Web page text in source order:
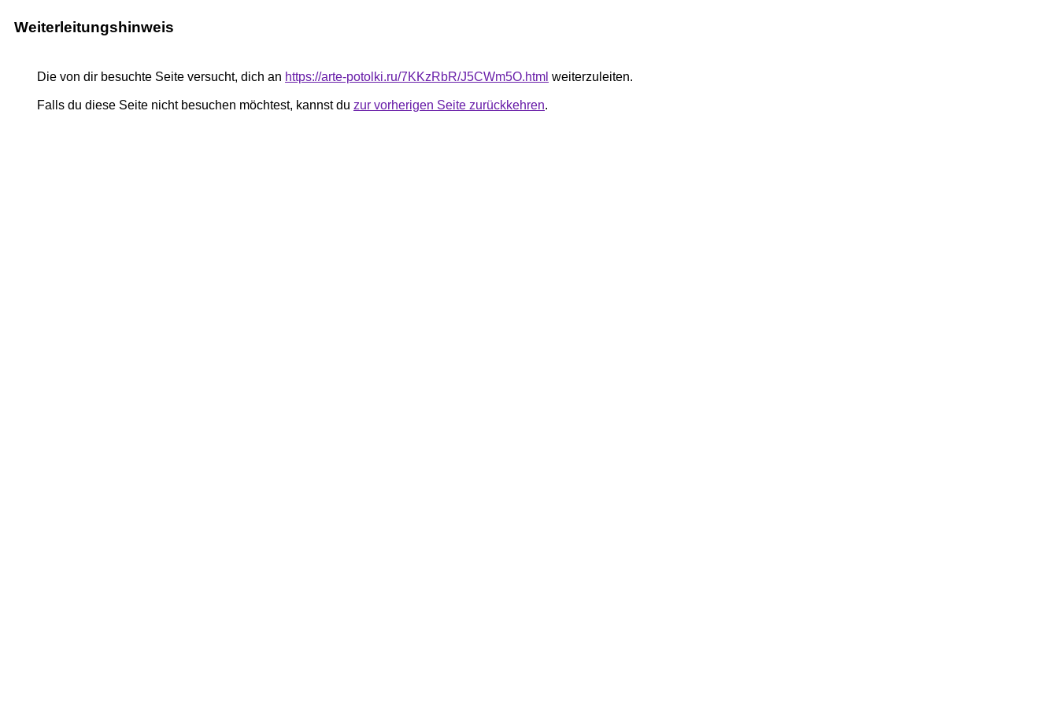
Weiterleitungshinweis
Die von dir besuchte Seite versucht, dich an https://arte-potolki.ru/7KKzRbR/J5CWm5O.html weiterzuleiten.
Falls du diese Seite nicht besuchen möchtest, kannst du zur vorherigen Seite zurückkehren.